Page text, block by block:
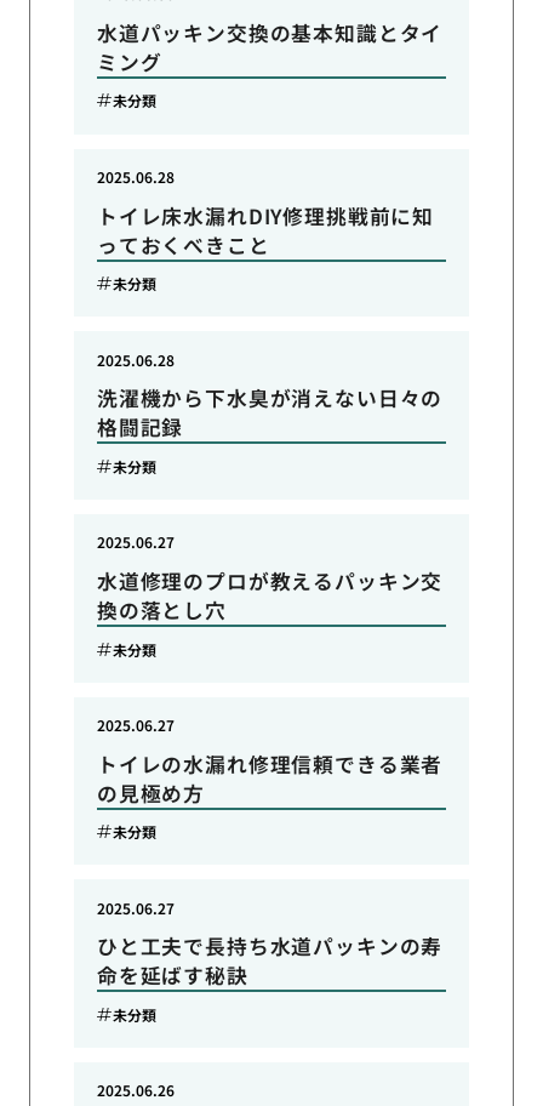
水道パッキン交換の基本知識とタイ
ミング
未分類
トイレ床水漏れDIY修理挑戦前に知
っておくべきこと
2025.06.28
未分類
洗濯機から下水臭が消えない日々の
格闘記録
2025.06.28
未分類
水道修理のプロが教えるパッキン交
換の落とし穴
2025.06.27
未分類
トイレの水漏れ修理信頼できる業者
の見極め方
2025.06.27
未分類
ひと工夫で長持ち水道パッキンの寿
命を延ばす秘訣
2025.06.27
未分類
2025.06.26